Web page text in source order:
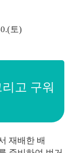
토)
고 구워
재배한 배